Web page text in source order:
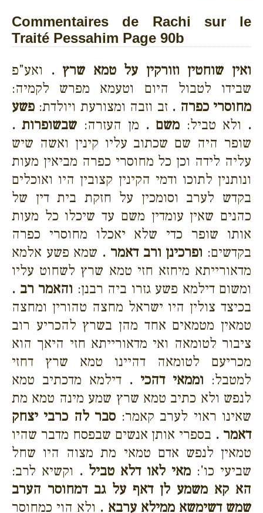
Commentaires de Rachi sur le
Traité Pessahim Page 90b
ואין שוחטין וזורקין על טמא שרץ . ואע"פ
שבידו לטבול היום וטעמא מפרש לקמיה:
מחוסרי כפרה . זב וזבה ומצורעת ויולדת: פשע
. ולא טביל: משם . מן העזרה: שבשופרות .
שופר היה שם שכתוב עליו קינין ואשה שיש
עליה לידה וכן כל מחוסרי כפרה מביאין מעות
ונותנין לתוכו ודמי הקינין קצובין היו ואוכלים
בקדש לערב וסומכין על חזקת בית דין של
כהנים שאין עומדין משם עד שיכלו כל מעות
אותו שופר כדי שלא יאכלו מחוסרי כפרה
בקדשים: ופרכינן ורב דאמר . שמא פשע אלמא
מדאורייתא מיחזא חזי טמא שרץ לשחוט עליו
ומשום דילמא פשע גזרו ביה רבנן: והאמר רב .
בכיצד צולין היו ישראל מחצה טהורין ומחצה
טמאין מטמאים אחד מהן בשרץ להכריע רוב
ציבור לטומאה ואי מדאורייתא חזי היאך הוא
מכריעם לטומאה דהיינו טמא שרץ דחזי
למטבל: וממאי דהכי . דילמא מדכתיב טמא
לנפש ולא כתיב טמא שרץ שמע מינה טמא מת
שאינו ראוי לערב קאמר: סבר לה כרבי יצחק
דאמר . בספרי אותן אנשים שבפסח מדבר שהיו
טמאין לנפש אדם טמאי מת מצוה היו שחל
שביעי כו': מאי לאו דלא טביל . וקשיא לרב:
הא קא משמע לן דאף על גב דמחוסר הערב
שמש דשימשא ממילא ערבא . ולא הוי כמחוסר